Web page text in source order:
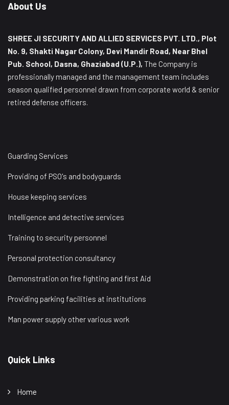
About Us
SHREE JI SECURITY AND ALLIED SERVICES PVT. LTD., Plot
No. 9, Shakti Nagar Colony, Devi Mandir Road, Near Bhel
Pub. School, Dasna, Ghaziabad (U.P.), The Company is
professionally managed and the management team includes
season qualified personnel drawn from corporate world & senior
retired defense officers.
Guarding Services
Providing of PSO's and bodyguards
House keeping services
Intelligence and detective services
Training to security personnel
Personal protection consultancy
Demonstration on fire fighting and first Aid
Providing parking facilities at institutions
Man power supply other various work
Quick Links
Home